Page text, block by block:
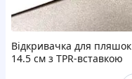
Відкривачка для пляшок
14.5 см з TPR-вставкою